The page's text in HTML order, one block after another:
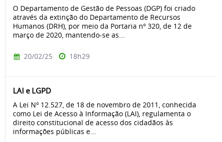
O Departamento de Gestão de Pessoas (DGP) foi criado
através da extinção do Departamento de Recursos
Humanos (DRH), por meio da Portaria nº 320, de 12 de
março de 2020, mantendo-se as...
20/02/25 18h29
LAI e LGPD
A Lei Nº 12.527, de 18 de novembro de 2011, conhecida
como Lei de Acesso à Informação (LAI), regulamenta o
direito constitucional de acesso dos cidadãos às
informações públicas e...